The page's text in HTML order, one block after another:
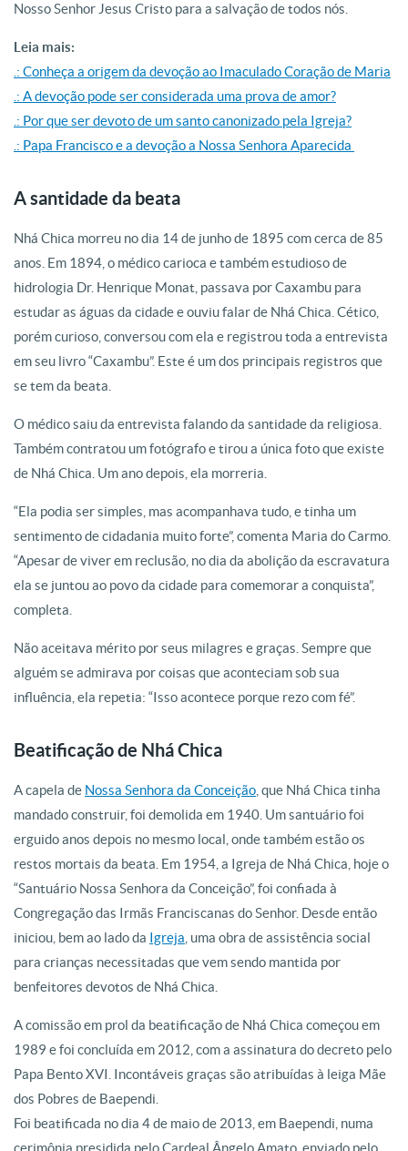
Nosso Senhor Jesus Cristo para a salvação de todos nós.
Leia mais:
.: Conheça a origem da devoção ao Imaculado Coração de Maria
.: A devoção pode ser considerada uma prova de amor?
.: Por que ser devoto de um santo canonizado pela Igreja?
.: Papa Francisco e a devoção a Nossa Senhora Aparecida
A santidade da beata
Nhá Chica morreu no dia 14 de junho de 1895 com cerca de 85
anos. Em 1894, o médico carioca e também estudioso de
hidrologia Dr. Henrique Monat, passava por Caxambu para
estudar as águas da cidade e ouviu falar de Nhá Chica. Cético,
porém curioso, conversou com ela e registrou toda a entrevista
em seu livro “Caxambu”. Este é um dos principais registros que
se tem da beata.
O médico saiu da entrevista falando da santidade da religiosa.
Também contratou um fotógrafo e tirou a única foto que existe
de Nhá Chica. Um ano depois, ela morreria.
“Ela podia ser simples, mas acompanhava tudo, e tinha um
sentimento de cidadania muito forte”, comenta Maria do Carmo.
“Apesar de viver em reclusão, no dia da abolição da escravatura
ela se juntou ao povo da cidade para comemorar a conquista”,
completa.
Não aceitava mérito por seus milagres e graças. Sempre que
alguém se admirava por coisas que aconteciam sob sua
influência, ela repetia: “Isso acontece porque rezo com fé”.
Beatificação de Nhá Chica
A capela de Nossa Senhora da Conceição , que Nhá Chica tinha
mandado construir, foi demolida em 1940. Um santuário foi
erguido anos depois no mesmo local, onde também estão os
restos mortais da beata. Em 1954, a Igreja de Nhá Chica, hoje o
“Santuário Nossa Senhora da Conceição”, foi confiada à
Congregação das Irmãs Franciscanas do Senhor. Desde então
iniciou, bem ao lado da Igreja , uma obra de assistência social
para crianças necessitadas que vem sendo mantida por
benfeitores devotos de Nhá Chica.
A comissão em prol da beatificação de Nhá Chica começou em
1989 e foi concluída em 2012, com a assinatura do decreto pelo
Papa Bento XVI. Incontáveis graças são atribuídas à leiga Mãe
dos Pobres de Baependi.
Foi beatificada no dia 4 de maio de 2013, em Baependi, numa